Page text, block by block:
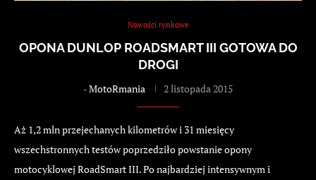
Nowości rynkowe
OPONA DUNLOP ROADSMART III GOTOWA DO
DROGI
-MotoRmania 2 listopada 2015
Aż 1,2 mln przejechanych kilometrów i 31 miesięcy
wszechstronnych testów poprzedziło powstanie opony
motocyklowej RoadSmart III. Po najbardziej intensywnym i